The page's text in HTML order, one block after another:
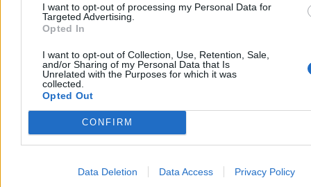
I want to opt-out of processing my Personal Data for
Targeted Advertising.
Opted In
I want to opt-out of Collection, Use, Retention, Sale,
and/or Sharing of my Personal Data that Is
Unrelated with the Purposes for which it was
collected.
Opted Out
CONFIRM
Data Deletion Data Access Privacy Policy
Trump: Stany Zjednoczone zaangażowane w